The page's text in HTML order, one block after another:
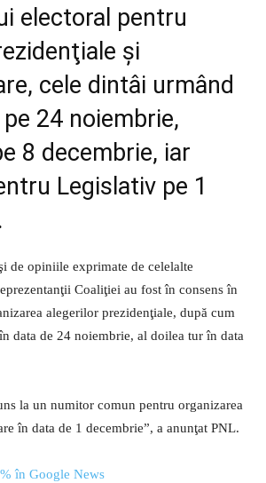
electoral pentru
şi
cele dintâi urmând
24 noiembrie,
8 decembrie, iar
Legislativ pe 1
de opiniile exprimate de celelalte
Coaliţiei au fost în consens în
alegerilor prezidenţiale, după cum
data de 24 noiembrie, al doilea tur în data
la un numitor comun pentru organizarea
în data de 1 decembrie”, a anunţat PNL.
în Google News